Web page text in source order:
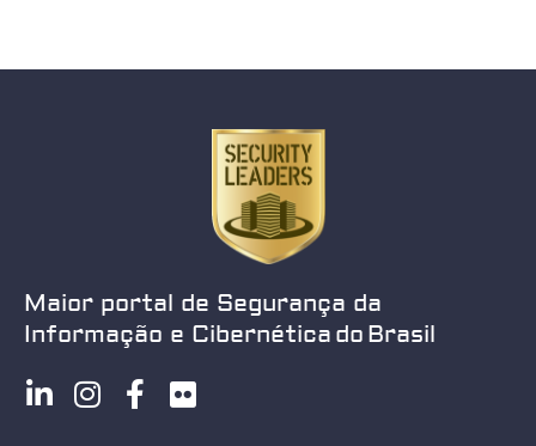
Maior portal de Segurança da
Informação e Cibernética do Brasil